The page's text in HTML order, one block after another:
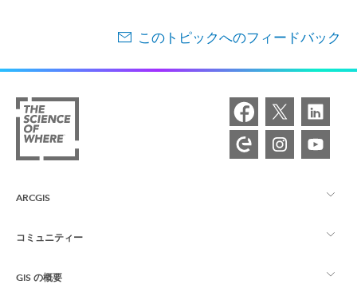
このトピックへのフィードバック
ARCGIS
ArcGIS の概要
マッピング
コミュニティー
Esri Community
GIS の概要